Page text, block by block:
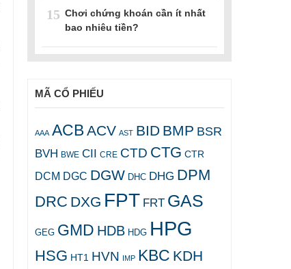
15 Chơi chứng khoán cần ít nhất
bao nhiêu tiền?
MÃ CỔ PHIẾU
AAA ACB ACV AST BID BMP BSR
BVH BWE CII CRE CTD CTG CTR
DCM DGC DGW DHC DHG DPM
DRC DXG FPT FRT GAS
GEG GMD HDB HDG HPG
HSG HT1 HVN IMP KBC KDH